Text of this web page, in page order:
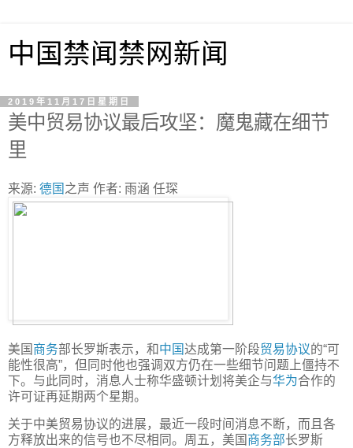
中国禁闻禁网新闻
2019年11月17日星期日
美中贸易协议最后攻坚：魔鬼藏在细节
里
来源: 德国 之声 作者: 雨涵 任琛
美国 商务部长罗斯表示，和 中国达成第一阶段贸易协议的“可
能性很高”，但同时他也强调双方仍在一些细节问题上僵持不
下。与此同时，消息人士称华盛顿计划将美企与华为合作的
许可证再延期两个星期。
关于中美贸易协议的进展，最近一段时间消息不断，而且各
方释放出来的信号也不尽相同。周五，美国 商务部长罗斯